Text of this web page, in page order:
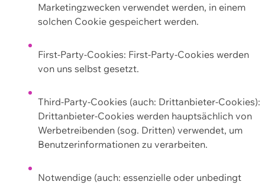
Marketingzwecken verwendet werden, in einem
solchen Cookie gespeichert werden.
First-Party-Cookies: First-Party-Cookies werden
von uns selbst gesetzt.
Third-Party-Cookies (auch: Drittanbieter-Cookies):
Drittanbieter-Cookies werden hauptsächlich von
Werbetreibenden (sog. Dritten) verwendet, um
Benutzerinformationen zu verarbeiten.
Notwendige (auch: essenzielle oder unbedingt